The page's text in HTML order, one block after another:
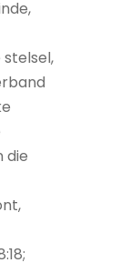
die